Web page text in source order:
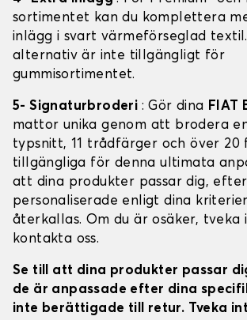
sortimentet kan du komplettera
inlägg i svart värmeförseglad
alternativ är inte tillgängligt för
gummisortimentet.
5- Signaturbroderi : Gör dina FIAT
mattor unika genom att brodera
typsnitt, 11 trådfärger och över 20
tillgängliga för denna ultimata
att dina produkter passar dig,
personaliserade enligt dina
återkallas. Om du är osäker, tveka
kontakta oss.
Se till att dina produkter passar
de är anpassade efter dina
inte berättigade till retur. Tveka